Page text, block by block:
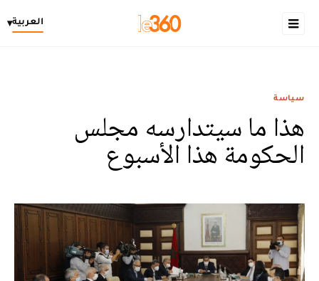
العربية▾
سياسة
هذا ما سيتدارسه مجلس
الحكومة هذا الأسبوع